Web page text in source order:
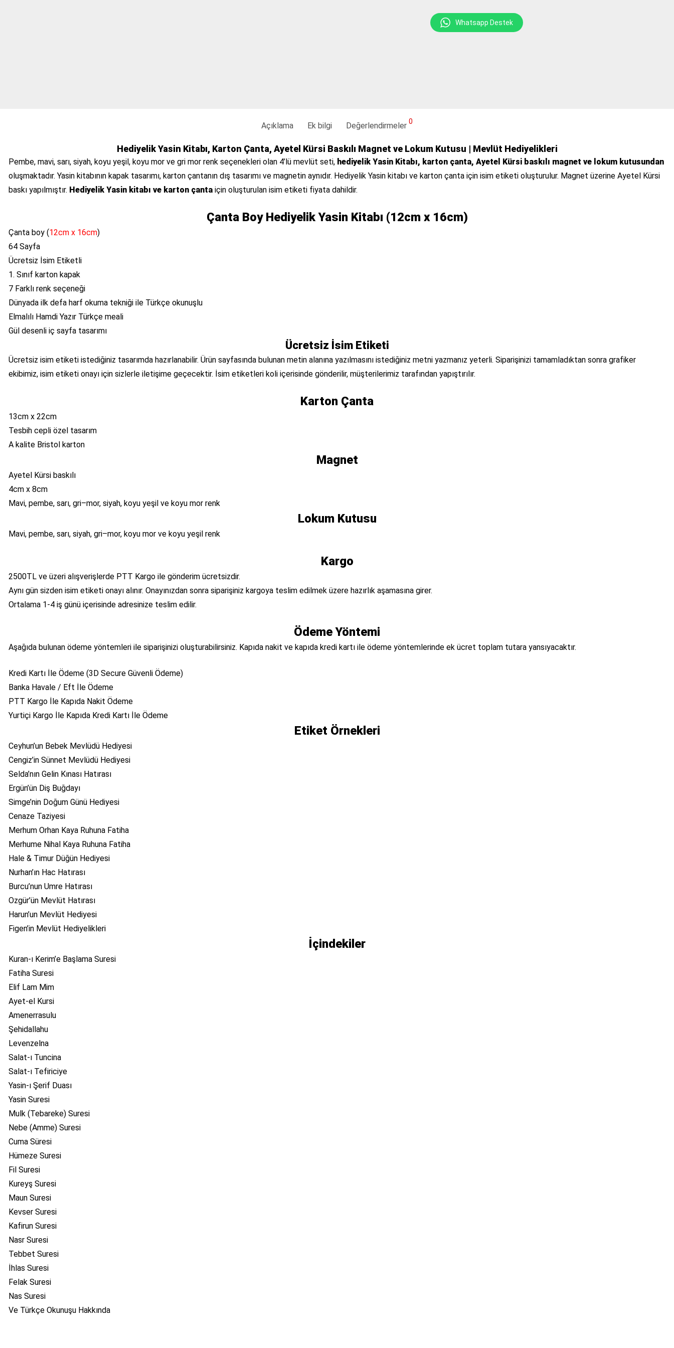
Whatsapp Destek
Açıklama Ek bilgi Değerlendirmeler 0
Hediyelik Yasin Kitabı, Karton Çanta, Ayetel Kürsi Baskılı Magnet ve Lokum Kutusu | Mevlüt Hediyelikleri
Pembe, mavi, sarı, siyah, koyu yeşil, koyu mor ve gri mor renk seçenekleri olan 4’lü mevlüt seti, hediyelik Yasin Kitabı, karton çanta, Ayetel Kürsi baskılı magnet ve lokum kutusundan
oluşmaktadır. Yasin kitabının kapak tasarımı, karton çantanın dış tasarımı ve magnetin aynıdır. Hediyelik Yasin kitabı ve karton çanta için isim etiketi oluşturulur. Magnet üzerine Ayetel Kürsi
baskı yapılmıştır. Hediyelik Yasin kitabı ve karton çanta için oluşturulan isim etiketi fiyata dahildir.
Çanta Boy Hediyelik Yasin Kitabı (12cm x 16cm)
Çanta boy (12cm x 16cm)
64 Sayfa
Ücretsiz İsim Etiketli
1. Sınıf karton kapak
7 Farklı renk seçeneği
Dünyada ilk defa harf okuma tekniği ile Türkçe okunuşlu
Elmalılı Hamdi Yazır Türkçe meali
Gül desenli iç sayfa tasarımı
Ücretsiz İsim Etiketi
Ücretsiz isim etiketi istediğiniz tasarımda hazırlanabilir. Ürün sayfasında bulunan metin alanına yazılmasını istediğiniz metni yazmanız yeterli. Siparişinizi tamamladıktan sonra grafiker
ekibimiz, isim etiketi onayı için sizlerle iletişime geçecektir. İsim etiketleri koli içerisinde gönderilir, müşterilerimiz tarafından yapıştırılır.
Karton Çanta
13cm x 22cm
Tesbih cepli özel tasarım
A kalite Bristol karton
Magnet
Ayetel Kürsi baskılı
4cm x 8cm
Mavi, pembe, sarı, gri–mor, siyah, koyu yeşil ve koyu mor renk
Lokum Kutusu
Mavi, pembe, sarı, siyah, gri–mor, koyu mor ve koyu yeşil renk
Kargo
2500TL ve üzeri alışverişlerde PTT Kargo ile gönderim ücretsizdir.
Aynı gün sizden isim etiketi onayı alınır. Onayınızdan sonra siparişiniz kargoya teslim edilmek üzere hazırlık aşamasına girer.
Ortalama 1-4 iş günü içerisinde adresinize teslim edilir.
Ödeme Yöntemi
Aşağıda bulunan ödeme yöntemleri ile siparişinizi oluşturabilirsiniz. Kapıda nakit ve kapıda kredi kartı ile ödeme yöntemlerinde ek ücret toplam tutara yansıyacaktır.
Kredi Kartı İle Ödeme (3D Secure Güvenli Ödeme)
Banka Havale / Eft İle Ödeme
PTT Kargo İle Kapıda Nakit Ödeme
Yurtiçi Kargo İle Kapıda Kredi Kartı İle Ödeme
Etiket Örnekleri
Ceyhun’un Bebek Mevlüdü Hediyesi
Cengiz’in Sünnet Mevlüdü Hediyesi
Selda’nın Gelin Kınası Hatırası
Ergün’ün Diş Buğdayı
Simge’nin Doğum Günü Hediyesi
Cenaze Taziyesi
Merhum Orhan Kaya Ruhuna Fatiha
Merhume Nihal Kaya Ruhuna Fatiha
Hale & Timur Düğün Hediyesi
Nurhan’ın Hac Hatırası
Burcu’nun Umre Hatırası
Ozgür’ün Mevlüt Hatırası
Harun’un Mevlüt Hediyesi
Figen’in Mevlüt Hediyelikleri
İçindekiler
Kuran-ı Kerim’e Başlama Suresi
Fatiha Suresi
Elif Lam Mim
Ayet-el Kursi
Amenerrasulu
Şehidallahu
Levenzelna
Salat-ı Tuncina
Salat-ı Tefiriciye
Yasin-ı Şerif Duası
Yasin Suresi
Mulk (Tebareke) Suresi
Nebe (Amme) Suresi
Cuma Süresi
Hümeze Suresi
Fil Suresi
Kureyş Suresi
Maun Suresi
Kevser Suresi
Kafirun Suresi
Nasr Suresi
Tebbet Suresi
İhlas Suresi
Felak Suresi
Nas Suresi
Ve Türkçe Okunuşu Hakkında